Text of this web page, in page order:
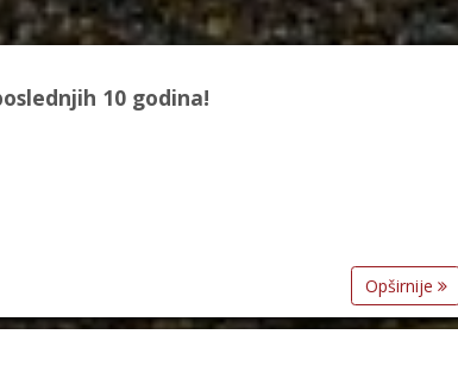
10 godina!
Opširnije